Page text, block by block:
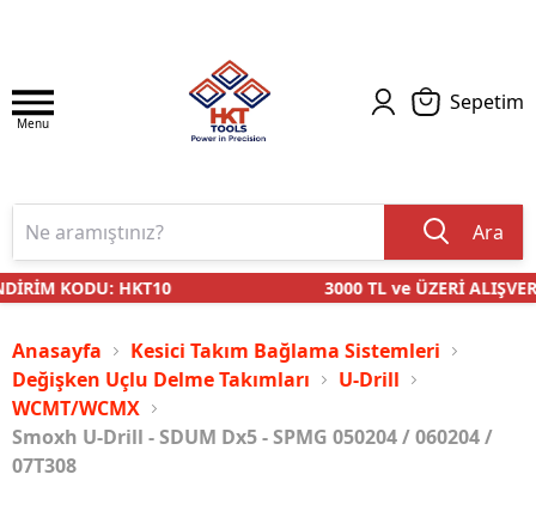
Menu
Sepetim
Ara
KODU: HKT10 3000 TL ve ÜZERİ
Anasayfa
Kesici Takım Bağlama Sistemleri
Değişken Uçlu Delme Takımları
U-Drill
WCMT/WCMX
Smoxh U-Drill - SDUM Dx5 - SPMG 050204 / 060204 /
07T308